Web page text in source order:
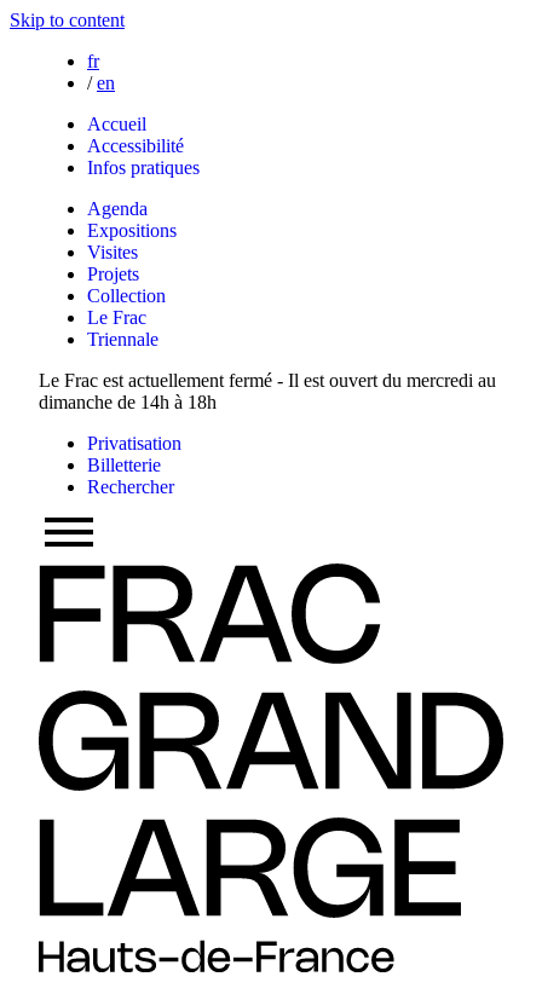
Skip to content
fr
/ en
Accueil
Accessibilité
Infos pratiques
Agenda
Expositions
Visites
Projets
Collection
Le Frac
Triennale
Le Frac est actuellement fermé - Il est ouvert du mercredi au
dimanche de 14h à 18h
Privatisation
Billetterie
Rechercher